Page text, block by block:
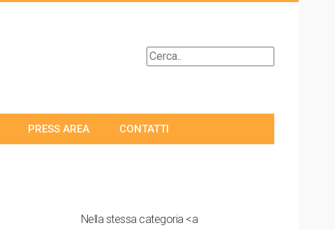
PRESS AREA CONTATTI
Nella stessa categoria <a